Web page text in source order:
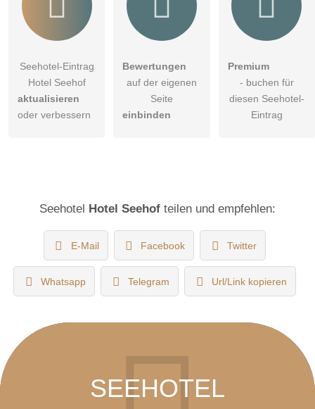
Seehotel-Eintrag
Hotel Seehof
aktualisieren
oder verbessern
Bewertungen
auf der eigenen
Seite
einbinden
Premium
- buchen für
diesen Seehotel-
Eintrag
Seehotel Hotel Seehof teilen und empfehlen:
E-Mail Facebook Twitter
Whatsapp Telegram Url/Link kopieren
SEEHOTEL